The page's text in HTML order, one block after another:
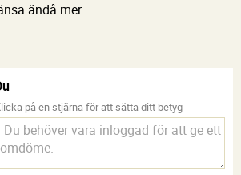
ändå mer.
på en stjärna för att sätta ditt betyg